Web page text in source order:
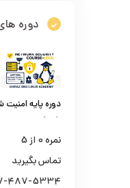
دوره
دوره پایه امنیت
افتا (کارشناس
نمره0 از 5
تماس بگیرید
487-5334